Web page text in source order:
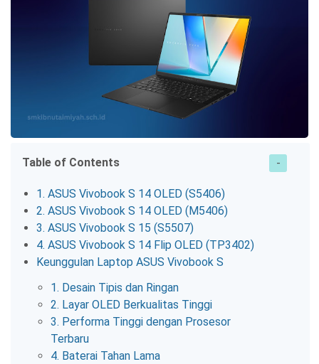
Table of Contents
1. ASUS Vivobook S 14 OLED (S5406)
2. ASUS Vivobook S 14 OLED (M5406)
3. ASUS Vivobook S 15 (S5507)
4. ASUS Vivobook S 14 Flip OLED (TP3402)
Keunggulan Laptop ASUS Vivobook S
1. Desain Tipis dan Ringan
2. Layar OLED Berkualitas Tinggi
3. Performa Tinggi dengan Prosesor
Terbaru
4. Baterai Tahan Lama